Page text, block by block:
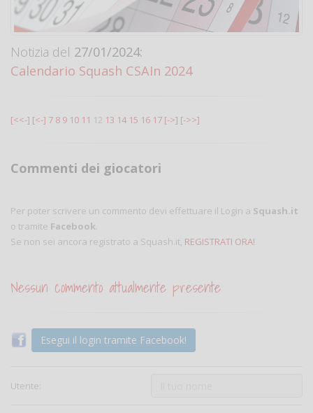
Notizia del 27/01/2024:
Calendario Squash CSAIn 2024
[<<-] [<-] 7 8 9 10 11 12 13 14 15 16 17 [->] [->>]
Commenti dei giocatori
Per poter scrivere un commento devi effettuare il Login a Squash.it
o tramite Facebook.
Se non sei ancora registrato a Squash.it, REGISTRATI ORA!
Nessun commento attualmente presente
Esegui il login tramite Facebook!
Utente: